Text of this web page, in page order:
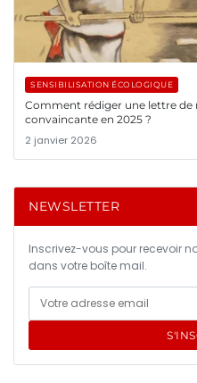
SENSIBILISATION ÉCOLOGIQUE
Comment rédiger une lettre de
convaincante en 2025 ?
2 janvier 2026
NEWSLETTER
Inscrivez-vous pour recevoir
dans votre boîte mail.